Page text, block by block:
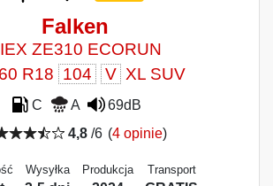
Falken
ZE310 ECORUN
R18 104 V XL SUV
C A
69dB
4,8/6 (4 opinie)
Wysyłka Produkcja Transport